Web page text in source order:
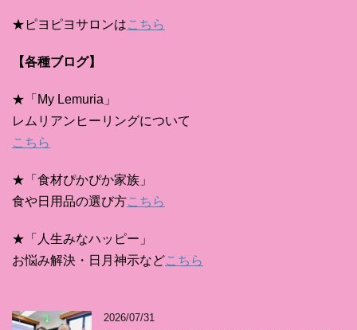
★ピヨピヨサロンはこちら
【各種ブログ】
★「My Lemuria」
レムリアンヒーリングについて
こちら
★「食材ぴかぴか家族」
食や日用品の選び方こちら
★「人生みなハッピー」
お悩み解決・日月神示などこちら
2026/07/31